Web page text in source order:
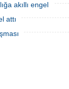
akıllı engel
attı